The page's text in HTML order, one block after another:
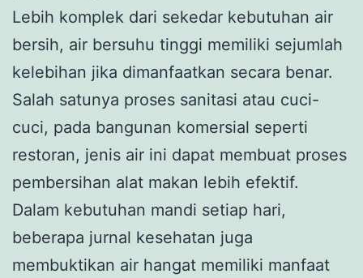
Lebih komplek dari sekedar kebutuhan air
bersih, air bersuhu tinggi memiliki sejumlah
kelebihan jika dimanfaatkan secara benar.
Salah satunya proses sanitasi atau cuci-
cuci, pada bangunan komersial seperti
restoran, jenis air ini dapat membuat proses
pembersihan alat makan lebih efektif.
Dalam kebutuhan mandi setiap hari,
beberapa jurnal kesehatan juga
membuktikan air hangat memiliki manfaat